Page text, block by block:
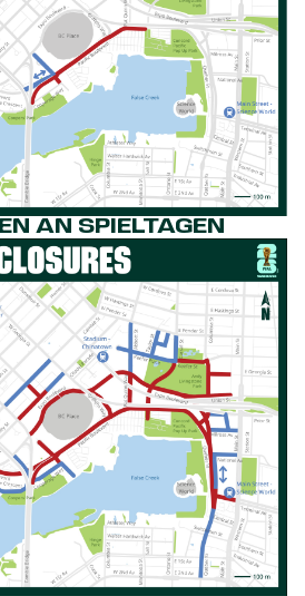
AN SPIELTAGEN